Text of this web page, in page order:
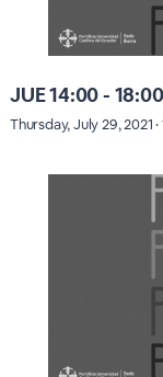
JUE 14:00 -
Thursday, July 29, 2021 ·